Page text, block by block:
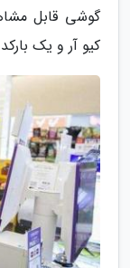
گوشی قابل
کیو آر و یک